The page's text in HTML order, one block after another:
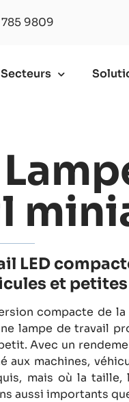
9809
Secteurs
LED
et
compacte de
lampe de travail
Avec un
aux machines,
mais où la
aussi importants